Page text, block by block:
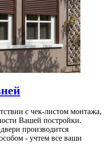
с чек-листом монтажа,
Вашей постройки.
производится
- учтем все ваши